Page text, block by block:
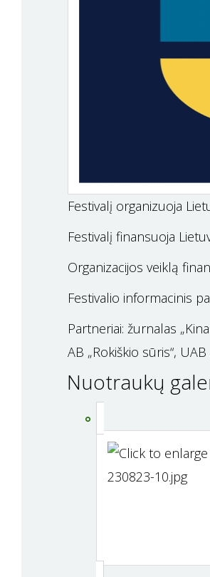
Festivalį organizuoja
Festivalį finansuoja
Organizacijos veiklą
Festivalio informacinis
Partneriai: žurnalas
AB „Rokiškio sūris“,
Nuotraukų